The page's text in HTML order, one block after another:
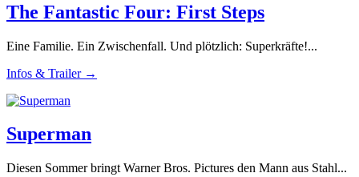
The Fantastic Four: First Steps
Eine Familie. Ein Zwischenfall. Und plötzlich: Superkräfte!...
Infos & Trailer →
Superman
Diesen Sommer bringt Warner Bros. Pictures den Mann aus Stahl...